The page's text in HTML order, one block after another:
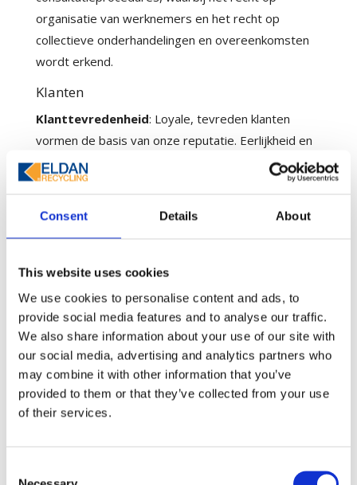
Consent Details About
This website uses cookies
We use cookies to personalise content and ads, to
provide social media features and to analyse our traffic.
We also share information about your use of our site with
our social media, advertising and analytics partners who
may combine it with other information that you’ve
provided to them or that they’ve collected from your use
of their services.
organisatie van werknemers en het recht op
collectieve onderhandelingen en overeenkomsten
wordt erkend.
Klanten
Klanttevredenheid: Loyale, tevreden klanten
vormen de basis van onze reputatie. Eerlijkheid en
integriteit in alle omgang met klanten zijn
voorwaarden voor winstgevende, langdurige
bedrijf die we kunnen waarmaken. Productkwaliteit
en veiligheid: Lifco zet zich in om producten en
diensten te leveren met een constante hoge
waarde, kwaliteit en betrouwbaarheid.
Productveiligheid is van het grootste belang. Alle
producten en diensten van Lifco zullen in dit opzicht
voldoen aan de relevante wettelijke vereisten.
Onze toewijding aan klanttevredenheid omvat ook